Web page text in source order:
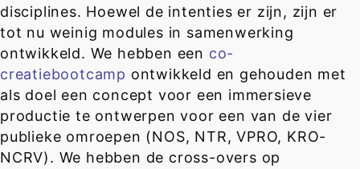
disciplines. Hoewel de intenties er zijn, zijn er
tot nu weinig modules in samenwerking
ontwikkeld. We hebben een co-
creatiebootcamp ontwikkeld en gehouden met
als doel een concept voor een immersieve
productie te ontwerpen voor een van de vier
publieke omroepen (NOS, NTR, VPRO, KRO-
NCRV). We hebben de cross-overs op